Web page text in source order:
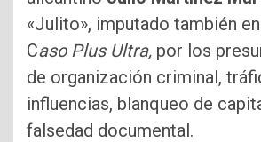
«Julito», imputado también
Caso Plus Ultra, por los
de organización criminal,
influencias, blanqueo de
falsedad documental.